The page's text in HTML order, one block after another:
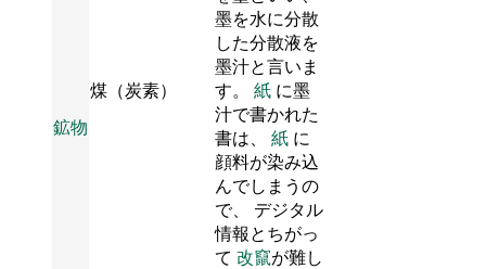
鉱物
煤（炭素）
墨を水に分散
した分散液を
墨汁と言いま
す。 紙 に墨
汁で書かれた
書は、 紙 に
顔料が染み込
んでしまうの
で、 デジタル
情報とちがっ
て 改竄が難し